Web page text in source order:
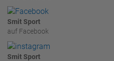
Smit Sport
auf Facebook
Smit Sport